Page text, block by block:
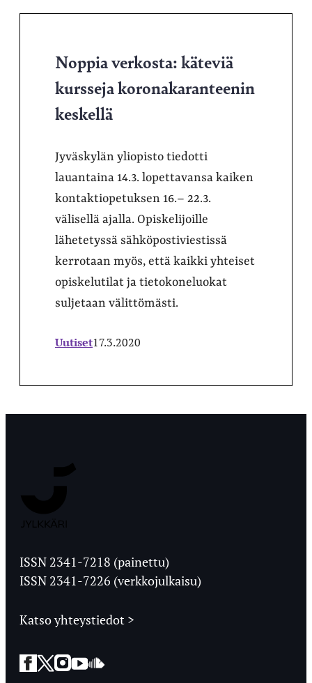
Noppia verkosta: käteviä
kursseja koronakaranteenin
keskellä
Jyväskylän yliopisto tiedotti
lauantaina 14.3. lopettavansa kaiken
kontaktiopetuksen 16.– 22.3.
välisellä ajalla. Opiskelijoille
lähetetyssä sähköpostiviestissä
kerrotaan myös, että kaikki yhteiset
opiskelutilat ja tietokoneluokat
suljetaan välittömästi.
Uutiset17.3.2020
Ylioppilaslehti
ISSN 2341-7218 (painettu)
ISSN 2341-7226 (verkkojulkaisu)
Katso yhteystiedot >
Facebook
Twitter
Instagram
YouTube
SoundCloud